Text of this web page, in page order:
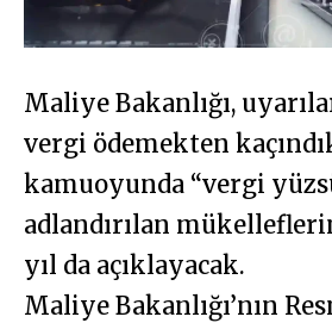
Maliye Bakanlığı,
vergi ödemekten
kamuoyunda “vergi
adlandırılan
yıl da açıklayacak.
Maliye Bakanlığı’nın